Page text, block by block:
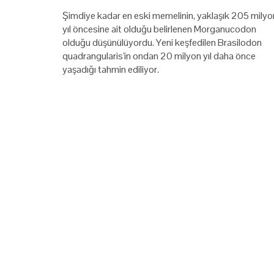
Şimdiye kadar en eski memelinin, yaklaşık 205
yıl öncesine ait olduğu belirlenen Morganucodon
olduğu düşünülüyordu. Yeni keşfedilen Brasilodon
quadrangularis'in ondan 20 milyon yıl daha önce
yaşadığı tahmin ediliyor.